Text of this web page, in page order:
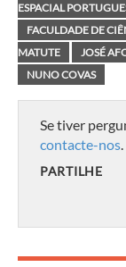
ESPACIAL
FACULDADE DE
MATUTE
JOSÉ
NUNO COVAS
Se tiver
contacte-nos.
PARTILHE